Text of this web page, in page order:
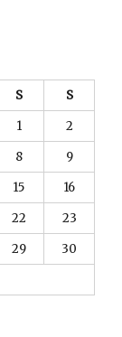
S
S
1
2
8
9
15
16
22
23
29
30